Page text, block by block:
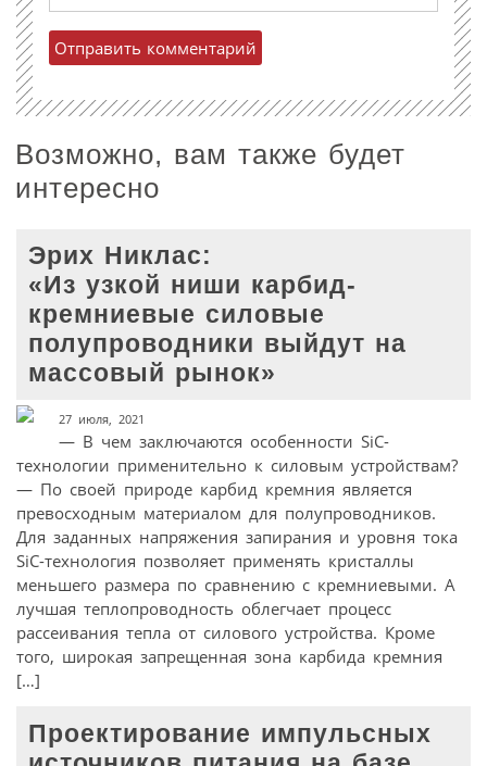
Возможно, вам также будет
интересно
Эрих Никлас:
«Из узкой ниши карбид-
кремниевые силовые
полупроводники выйдут на
массовый рынок»
27 июля, 2021
— В чем заключаются особенности SiC-
технологии применительно к силовым устройствам?
— По своей природе карбид кремния является
превосходным материалом для полупроводников.
Для заданных напряжения запирания и уровня тока
SiC-технология позволяет применять кристаллы
меньшего размера по сравнению с кремниевыми. А
лучшая теплопроводность облегчает процесс
рассеивания тепла от силового устройства. Кроме
того, широкая запрещенная зона карбида кремния
[…]
Проектирование импульсных